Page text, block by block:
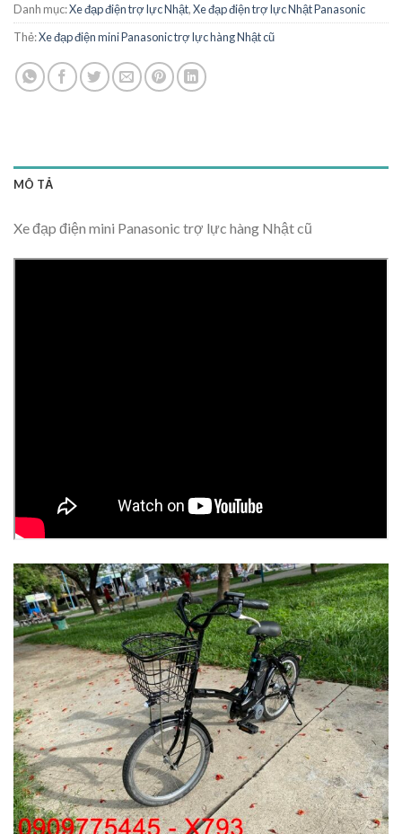
Danh mục:Xe đạp điện trợ lực Nhật,Xe đạp điện trợ lực Nhật Panasonic
Thẻ:Xe đạp điện mini Panasonic trợ lực hàng Nhật cũ
MÔ TẢ
Xe đạp điện mini Panasonic trợ lực hàng Nhật cũ